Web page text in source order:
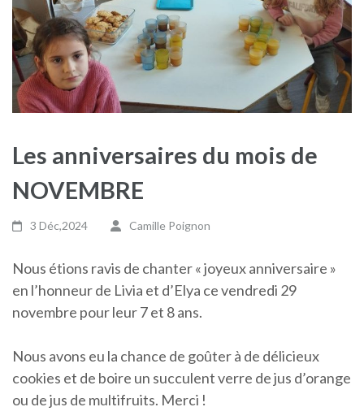
Les anniversaires du mois de
NOVEMBRE
3 Déc,2024 Camille Poignon
Nous étions ravis de chanter « joyeux anniversaire »
en l’honneur de Livia et d’Elya ce vendredi 29
novembre pour leur 7 et 8 ans.
Nous avons eu la chance de goûter à de délicieux
cookies et de boire un succulent verre de jus d’orange
ou de jus de multifruits. Merci !